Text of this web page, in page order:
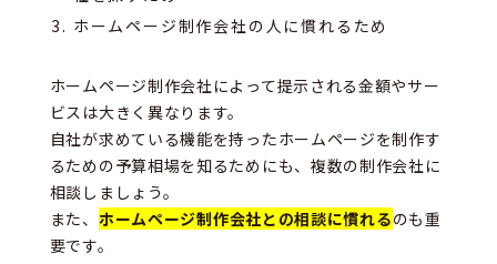
ホームページ制作会社の人に慣れるため
ホームページ制作会社によって提示される金額やサー
ビスは大きく異なります。
自社が求めている機能を持ったホームページを制作す
るための予算相場を知るためにも、複数の制作会社に
相談しましょう。
また、 ホームページ制作会社との相談に慣れるのも重
要です。